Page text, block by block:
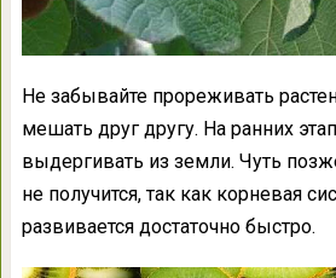
Не забывайте прореживать
мешать друг другу. На ранних
выдергивать из земли. Чуть
не получится, так как корневая
развивается достаточно быстро.